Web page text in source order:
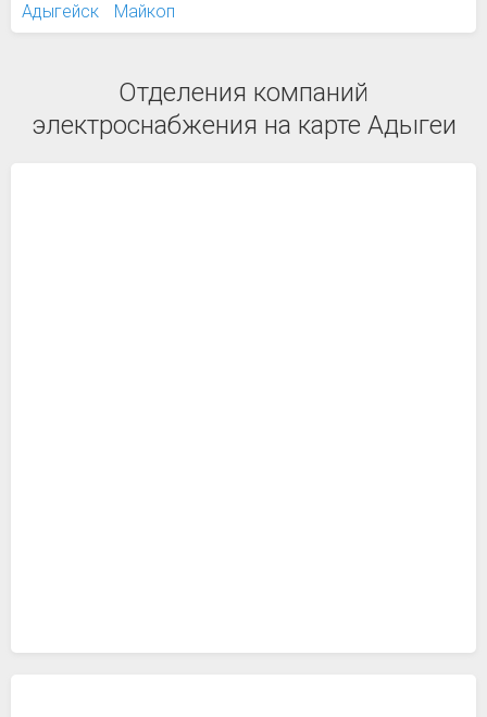
Адыгейск Майкоп
Отделения компаний
электроснабжения на карте Адыгеи